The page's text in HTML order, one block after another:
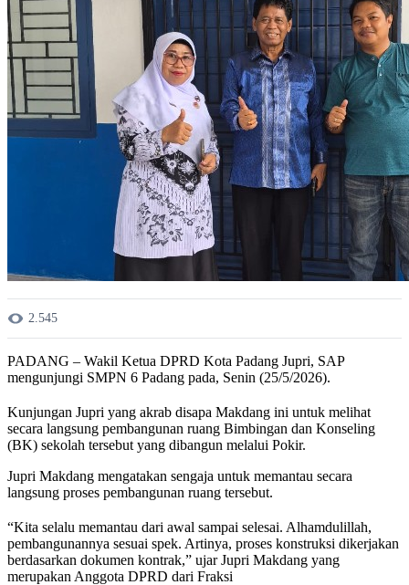
2.545
PADANG – Wakil Ketua DPRD Kota Padang Jupri, SAP
mengunjungi SMPN 6 Padang pada, Senin (25/5/2026).
Kunjungan Jupri yang akrab disapa Makdang ini untuk melihat
secara langsung pembangunan ruang Bimbingan dan Konseling
(BK) sekolah tersebut yang dibangun melalui Pokir.
Jupri Makdang mengatakan sengaja untuk memantau secara
langsung proses pembangunan ruang tersebut.
“Kita selalu memantau dari awal sampai selesai. Alhamdulillah,
pembangunannya sesuai spek. Artinya, proses konstruksi dikerjakan
berdasarkan dokumen kontrak,” ujar Jupri Makdang yang
merupakan Anggota DPRD dari Fraksi